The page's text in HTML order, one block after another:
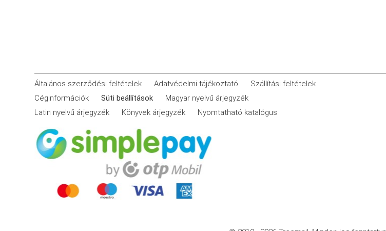
Általános szerződési feltételek Adatvédelmi tájékoztató
Szállítási feltételek
Céginformációk
Süti beállítások
Magyar nyelvű árjegyzék
Latin nyelvű árjegyzék
Könyvek árjegyzék Nyomtatható katalógus